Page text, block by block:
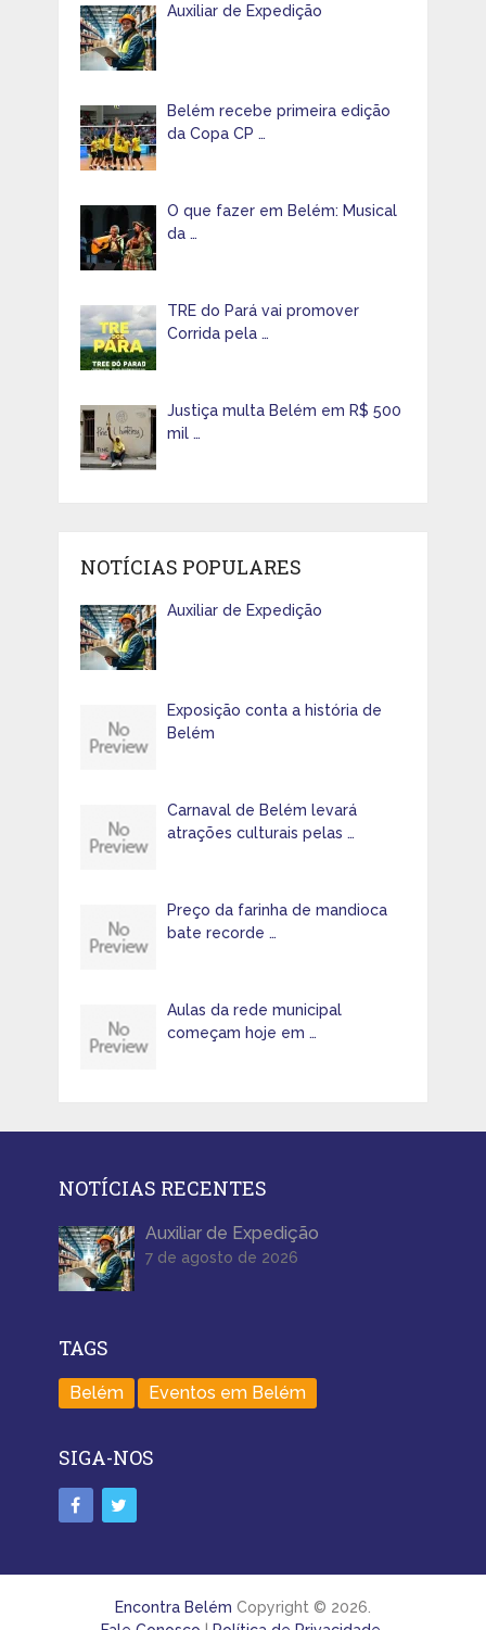
Auxiliar de Expedição
Belém recebe primeira edição
da Copa CP …
O que fazer em Belém: Musical
da …
TRE do Pará vai promover
Corrida pela …
Justiça multa Belém em R$ 500
mil …
NOTÍCIAS POPULARES
Auxiliar de Expedição
Exposição conta a história de
Belém
Carnaval de Belém levará
atrações culturais pelas …
Preço da farinha de mandioca
bate recorde …
Aulas da rede municipal
começam hoje em …
NOTÍCIAS RECENTES
Auxiliar de Expedição
7 de agosto de 2026
TAGS
Belém Eventos em Belém
SIGA-NOS
Encontra Belém Copyright © 2026.